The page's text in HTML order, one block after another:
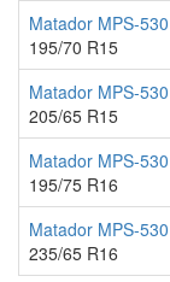
Matador MPS-
195/70 R15
Matador MPS-
205/65 R15
Matador MPS-
195/75 R16
Matador MPS-
235/65 R16